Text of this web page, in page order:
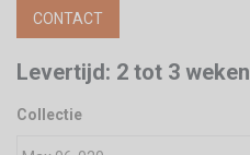
CONTACT
Levertijd: 2 tot 3 weken
Collectie